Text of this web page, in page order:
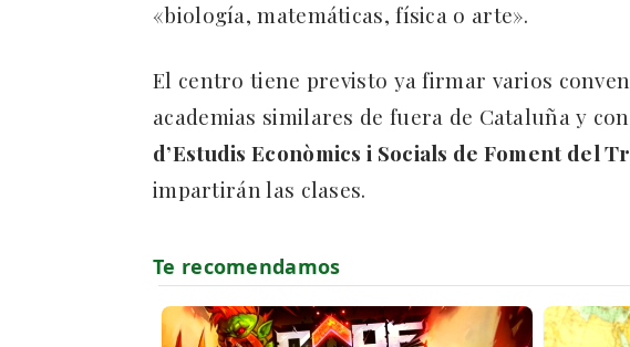
«biología, matemáticas, física o arte».
El centro tiene previsto ya firmar varios
academias similares de fuera de Cataluña y
d’Estudis Econòmics i Socials de Foment del
impartirán las clases.